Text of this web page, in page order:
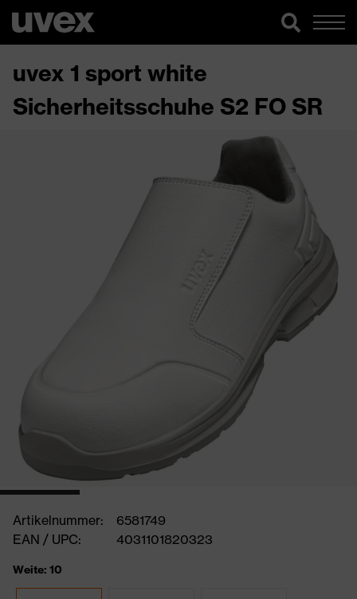
uvex 1 sport white
Sicherheitsschuhe S2 FO SR
Artikelnummer:
6581749
EAN / UPC:
4031101820323
Weite: 10